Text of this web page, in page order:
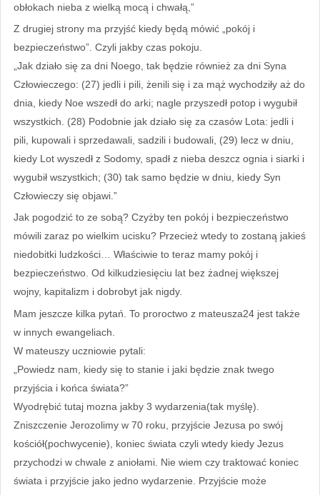
obłokach nieba z wielką mocą i chwałą,”
Z drugiej strony ma przyjść kiedy będą mówić „pokój i
bezpieczeństwo”. Czyli jakby czas pokoju.
„Jak działo się za dni Noego, tak będzie również za dni Syna
Człowieczego: (27) jedli i pili, żenili się i za mąż wychodziły aż do
dnia, kiedy Noe wszedł do arki; nagle przyszedł potop i wygubił
wszystkich. (28) Podobnie jak działo się za czasów Lota: jedli i
pili, kupowali i sprzedawali, sadzili i budowali, (29) lecz w dniu,
kiedy Lot wyszedł z Sodomy, spadł z nieba deszcz ognia i siarki i
wygubił wszystkich; (30) tak samo będzie w dniu, kiedy Syn
Człowieczy się objawi.”
Jak pogodzić to ze sobą? Czyżby ten pokój i bezpieczeństwo
mówili zaraz po wielkim ucisku? Przecież wtedy to zostaną jakieś
niedobitki ludzkości… Właściwie to teraz mamy pokój i
bezpieczeństwo. Od kilkudziesięciu lat bez żadnej większej
wojny, kapitalizm i dobrobyt jak nigdy.
Mam jeszcze kilka pytań. To proroctwo z mateusza24 jest także
w innych ewangeliach.
W mateuszy uczniowie pytali:
„Powiedz nam, kiedy się to stanie i jaki będzie znak twego
przyjścia i końca świata?”
Wyodrębić tutaj mozna jakby 3 wydarzenia(tak myślę).
Zniszczenie Jerozolimy w 70 roku, przyjście Jezusa po swój
kościół(pochwycenie), koniec świata czyli wtedy kiedy Jezus
przychodzi w chwale z aniołami. Nie wiem czy traktować koniec
świata i przyjście jako jedno wydarzenie. Przyjście może